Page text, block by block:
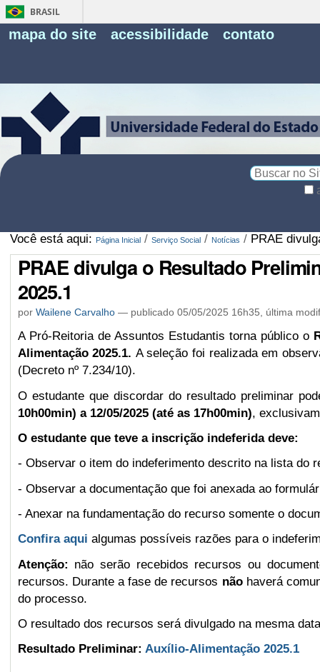
BRASIL
mapa do site acessibilidade contato
Você está aqui: Página Inicial / Serviço Social / Notícias / PRAE
PRAE divulga o Resultado
2025.1
por Wailene Carvalho— publicado05/05/2025 16h35, última
A Pró-Reitoria de Assuntos Estudantis torna público o
Alimentação 2025.1. A seleção foi realizada em
(Decreto nº 7.234/10).
O estudante que discordar do resultado preliminar
10h00min) a 12/05/2025 (até as 17h00min),
O estudante que teve a inscrição indeferida deve:
- Observar o item do indeferimento descrito na lista do
- Observar a documentação que foi anexada ao
- Anexarna fundamentação do recurso somente o
Confira aqui algumas possíveis razões para o
Atenção: não serão recebidos recursos ou
recursos. Durante a fase de recursos não haverá
do processo.
O resultado dos recursos será divulgado na mesma
Resultado Preliminar: Auxílio-Alimentação 2025.1